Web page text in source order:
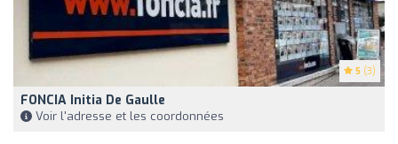
5 (3)
FONCIA Initia De Gaulle
Voir l'adresse et les coordonnées